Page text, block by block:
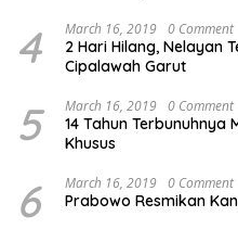
4 March 16, 2019 0 Comment
2 Hari Hilang, Nelayan
Cipalawah Garut
5 March 16, 2019 0 Comment
14 Tahun Terbunuhnya
Khusus
6 March 16, 2019 0 Comment
Prabowo Resmikan